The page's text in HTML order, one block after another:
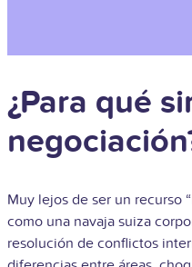
¿Para qué
Muy lejos de ser un recurso
como una navaja suiza
resolución de conflictos